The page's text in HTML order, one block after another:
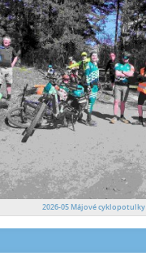
2026-05 Májové cyklopotulky